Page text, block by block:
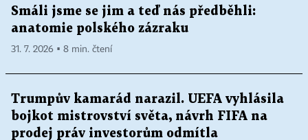
Smáli jsme se jim a teď nás předběhli:
anatomie polského zázraku
31. 7. 2026 ▪ 8 min. čtení
Trumpův kamarád narazil. UEFA vyhlásila
bojkot mistrovství světa, návrh FIFA na
prodej práv investorům odmítla